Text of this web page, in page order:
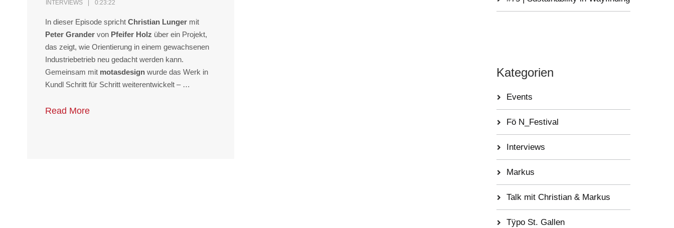
INTERVIEWS
0:23:22
In dieser Episode spricht Christian Lungermit
Peter Grandervon Pfeifer Holz über ein Projekt,
das zeigt, wie Orientierung in einem gewachsenen
Industriebetrieb neu gedacht werden kann.
Gemeinsam mit motasdesignwurde das Werk in
Kundl Schritt für Schritt weiterentwickelt – …
Read More
Kategorien
Events
Fö N_Festival
Interviews
Markus
Talk mit Christian & Markus
Tÿpo St. Gallen